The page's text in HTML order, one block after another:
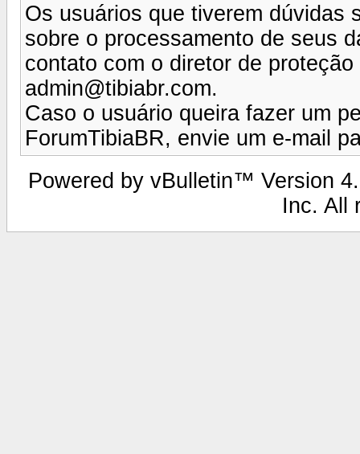
Os usuários que tiverem dúvidas
sobre o processamento de seus
contato com o diretor de
admin@tibiabr.com.
Caso o usuário queira fazer um
ForumTibiaBR, envie um e-mail
Powered by vBulletin™ Version
Inc. All